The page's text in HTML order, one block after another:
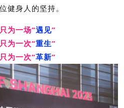
健身人的坚持。
为一场“遇见”
为一次“重生”
为一次“革新”